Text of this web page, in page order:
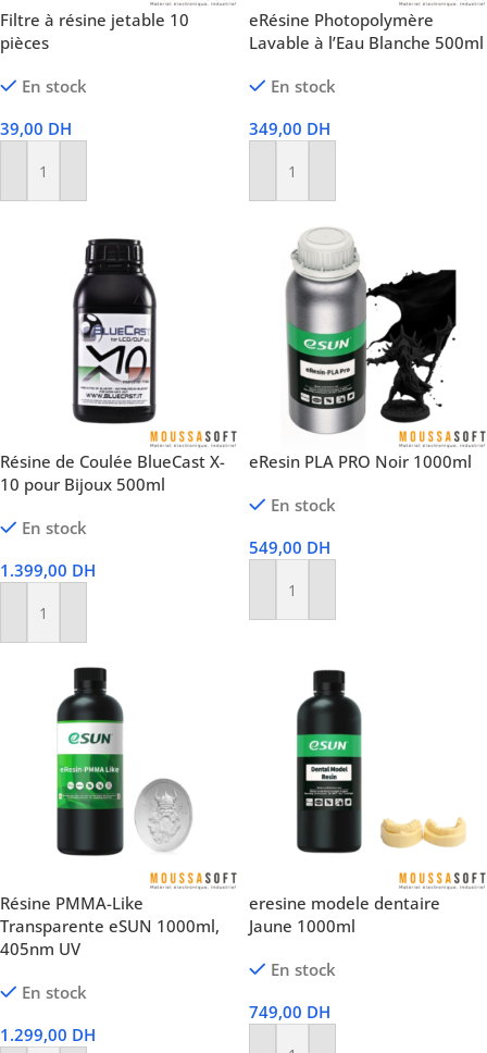
Filtre à résine jetable 10
pièces
En stock
39,00 DH
Ajouter Au Panier
eRésine Photopolymère
Lavable à l’Eau Blanche 500ml
En stock
349,00 DH
Ajouter Au Panier
Résine de Coulée BlueCast X-
10 pour Bijoux 500ml
En stock
1.399,00 DH
Ajouter Au Panier
eResin PLA PRO Noir 1000ml
En stock
549,00 DH
Ajouter Au Panier
Résine PMMA-Like
Transparente eSUN 1000ml,
405nm UV
En stock
1.299,00 DH
eresine modele dentaire
Jaune 1000ml
En stock
749,00 DH